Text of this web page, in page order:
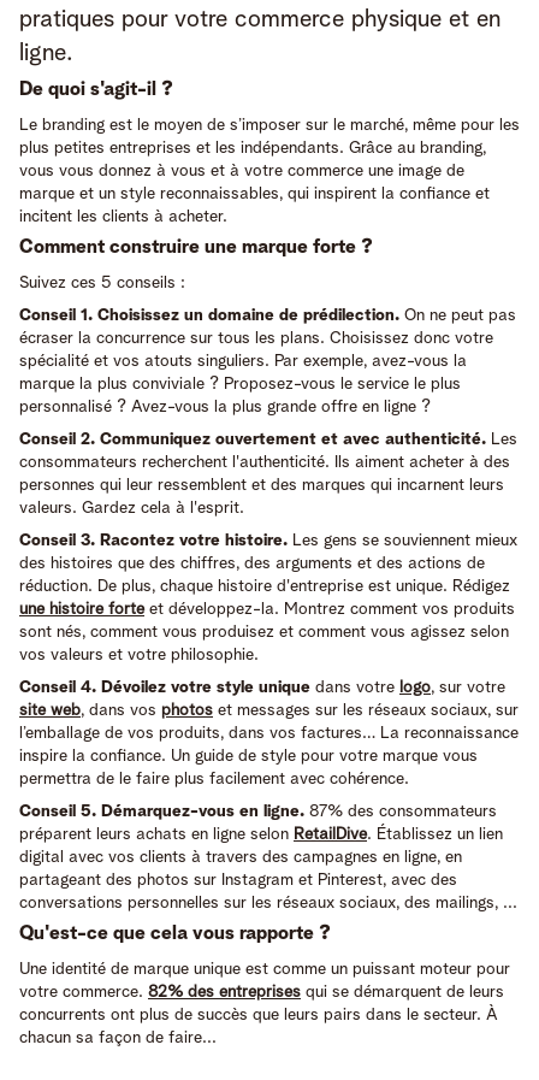
pratiques pour votre commerce physique et en
ligne.
De quoi s'agit-il ?
Le branding est le moyen de s’imposer sur le marché, même pour les
plus petites entreprises et les indépendants. Grâce au branding,
vous vous donnez à vous et à votre commerce une image de
marque et un style reconnaissables, qui inspirent la confiance et
incitent les clients à acheter.
Comment construire une marque forte ?
Suivez ces 5 conseils :
Conseil 1. Choisissez un domaine de prédilection. On ne peut pas
écraser la concurrence sur tous les plans. Choisissez donc votre
spécialité et vos atouts singuliers. Par exemple, avez-vous la
marque la plus conviviale ? Proposez-vous le service le plus
personnalisé ? Avez-vous la plus grande offre en ligne ?
Conseil 2. Communiquez ouvertement et avec authenticité. Les
consommateurs recherchent l'authenticité. Ils aiment acheter à des
personnes qui leur ressemblent et des marques qui incarnent leurs
valeurs. Gardez cela à l'esprit.
Conseil 3. Racontez votre histoire. Les gens se souviennent mieux
des histoires que des chiffres, des arguments et des actions de
réduction. De plus, chaque histoire d'entreprise est unique. Rédigez
une histoire forteet développez-la. Montrez comment vos produits
sont nés, comment vous produisez et comment vous agissez selon
vos valeurs et votre philosophie.
Conseil 4. Dévoilez votre style unique dans votre logo, sur votre
site web, dans vos photos et messages sur les réseaux sociaux, sur
l’emballage de vos produits, dans vos factures… La reconnaissance
inspire la confiance. Un guide de style pour votre marque vous
permettra de le faire plus facilement avec cohérence.
Conseil 5. Démarquez-vous en ligne. 87% des consommateurs
préparent leurs achats en ligne selon RetailDive. Établissez un lien
digital avec vos clients à travers des campagnes en ligne, en
partageant des photos sur Instagram et Pinterest, avec des
conversations personnelles sur les réseaux sociaux, des mailings, ...
Qu'est-ce que cela vous rapporte ?
Une identité de marque unique est comme un puissant moteur pour
votre commerce. 82% des entreprises qui se démarquent de leurs
concurrents ont plus de succès que leurs pairs dans le secteur. À
chacun sa façon de faire...